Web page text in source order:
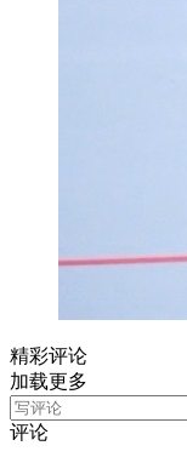
精彩评论
加载更多
评论